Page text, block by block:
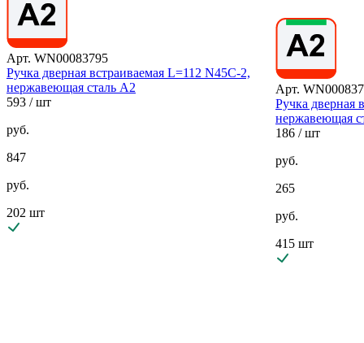
Арт. WN00083795
Ручка дверная встраиваемая L=112 N45C-2,
нержавеющая сталь А2
593 / шт
руб.
847
руб.
202 шт
Арт.
Ручка дверная
нержавеющая
186 / шт
руб.
265
руб.
415 шт